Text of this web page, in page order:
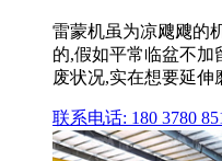
雷蒙机虽为凉飕飕的
的,假如平常临盆不加
废状况,实在想要延伸
联系电话: 180 3780